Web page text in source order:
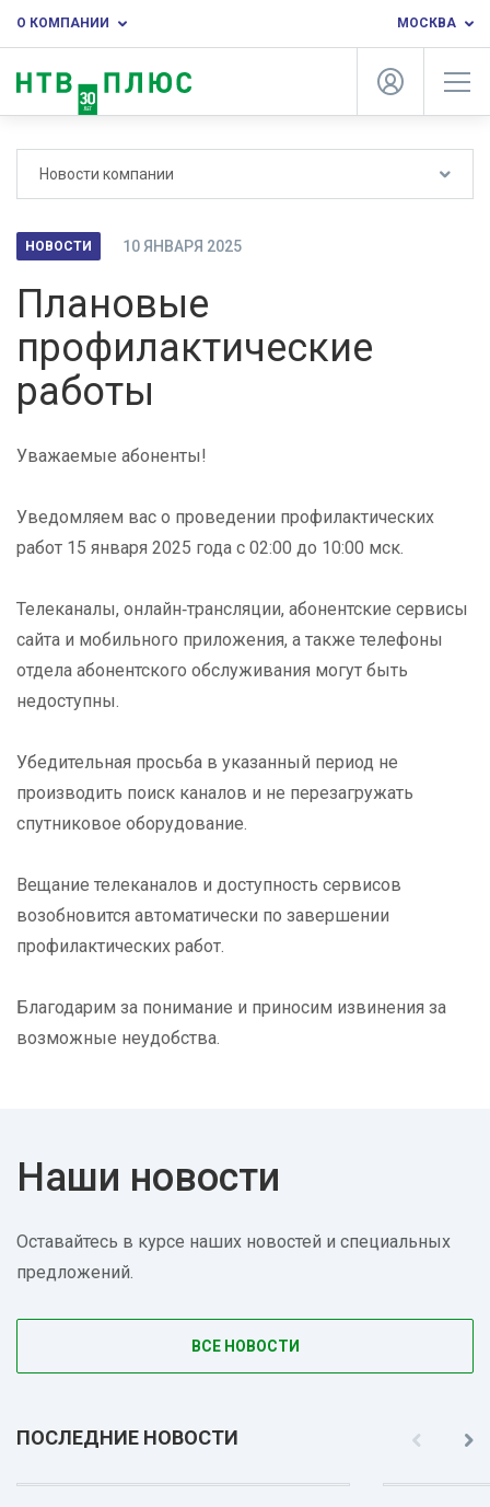
О КОМПАНИИ МОСКВА
Новости компании
НОВОСТИ 10 ЯНВАРЯ 2025
Плановые
профилактические
работы
Уважаемые абоненты!
Уведомляем вас о проведении профилактических
работ 15 января 2025 года с 02:00 до 10:00 мск.
Телеканалы, онлайн‑трансляции, абонентские сервисы
сайта и мобильного приложения, а также телефоны
отдела абонентского обслуживания могут быть
недоступны.
Убедительная просьба в указанный период не
производить поиск каналов и не перезагружать
спутниковое оборудование.
Вещание телеканалов и доступность сервисов
возобновится автоматически по завершении
профилактических работ.
Благодарим за понимание и приносим извинения за
возможные неудобства.
Наши новости
Оставайтесь в курсе наших новостей и специальных
предложений.
ВСЕ НОВОСТИ
ПОСЛЕДНИЕ НОВОСТИ